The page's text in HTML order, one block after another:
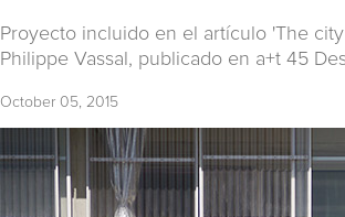
Proyecto incluido en el artículo 'The
Philippe Vassal, publicado en a+t 45
October 05, 2015